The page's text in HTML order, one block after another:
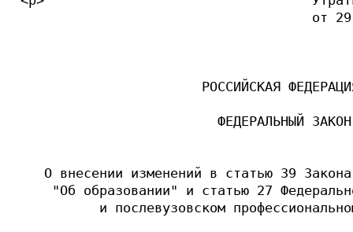
от
РОССИЙСКАЯ
                         ФЕДЕРАЛЬНЫЙ ЗАКОН
О внесении изменений в статью 39
"Об образовании" и статью 27
и послевузовском